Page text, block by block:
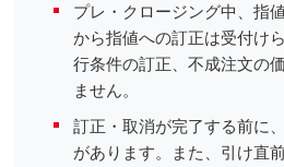
プレ・クロージング中、指
から指値への訂正は受付け
行条件の訂正、不成注文の
ません。
訂正・取消が完了する前に
があります。また、引け直